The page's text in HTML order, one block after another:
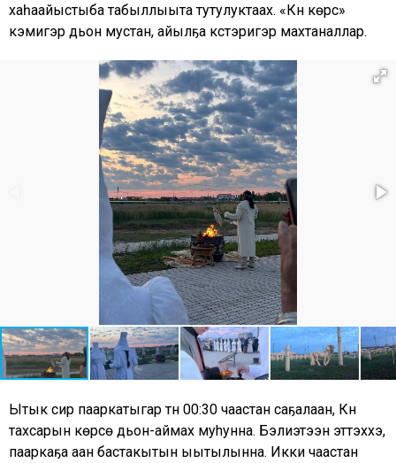
хаһаайыстыба табыллыыта тутулуктаах. «Күнү көрсүү»
кэмигэр дьон мустан, айылҕа күүстэригэр махтаналлар.
Ытык сир пааркатыгар түүн 00:30 чаастан саҕалаан, Күн
тахсарын көрсө дьон-аймах муhунна. Бэлиэтээн эттэххэ,
пааркаҕа аан бастакытын ыытылынна. Икки чаастан